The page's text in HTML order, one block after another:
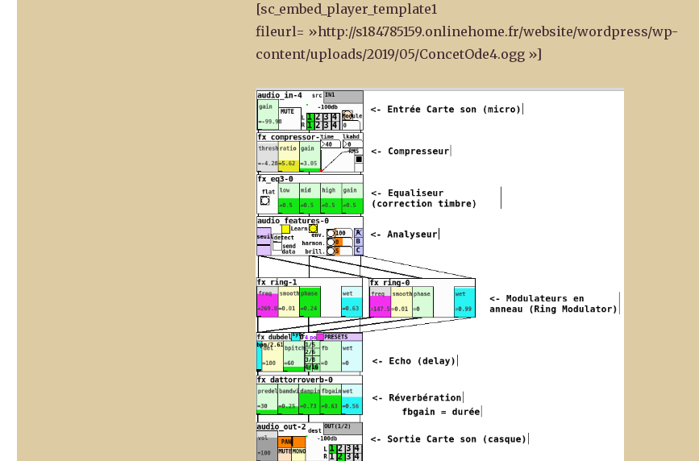
[sc_embed_player_template1
fileurl= »http://s184785159.onlinehome.fr/website/wordpress/wp-
content/uploads/2019/05/ConcetOde4.ogg »]